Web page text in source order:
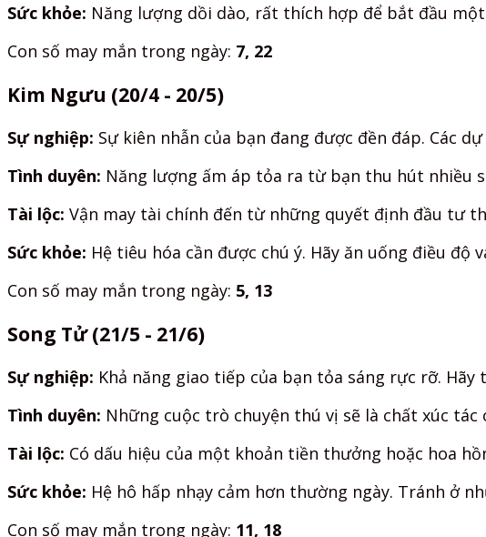
Sức khỏe: Năng lượng dồi dào, rất thích hợp để bắt đầu
Con số may mắn trong ngày: 7, 22
Kim Ngưu (20/4 - 20/5)
Sự nghiệp: Sự kiên nhẫn của bạn đang được đền đáp. Các
Tình duyên: Năng lượng ấm áp tỏa ra từ bạn thu hút nhiều
Tài lộc: Vận may tài chính đến từ những quyết định đầu tư
Sức khỏe: Hệ tiêu hóa cần được chú ý. Hãy ăn uống điều
Con số may mắn trong ngày: 5, 13
Song Tử (21/5 - 21/6)
Sự nghiệp: Khả năng giao tiếp của bạn tỏa sáng rực rỡ.
Tình duyên: Những cuộc trò chuyện thú vị sẽ là chất xúc
Tài lộc: Có dấu hiệu của một khoản tiền thưởng hoặc hoa
Sức khỏe: Hệ hô hấp nhạy cảm hơn thường ngày. Tránh ở
Con số may mắn trong ngày: 11, 18